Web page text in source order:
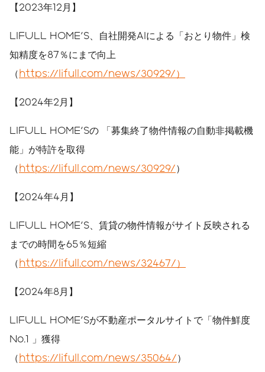
【2023年12月】
LIFULL HOME'S、自社開発AIによる「おとり物件」検
知精度を87％にまで向上
（https://lifull.com/news/30929/）
【2024年2月】
LIFULL HOME'Sの 「募集終了物件情報の自動非掲載機
能」が特許を取得
（https://lifull.com/news/30929/）
【2024年4月】
LIFULL HOME'S、賃貸の物件情報がサイト反映される
までの時間を65％短縮
（https://lifull.com/news/32467/）
【2024年8月】
LIFULL HOME'Sが不動産ポータルサイトで「物件鮮度
No.1 」獲得
（https://lifull.com/news/35064/）